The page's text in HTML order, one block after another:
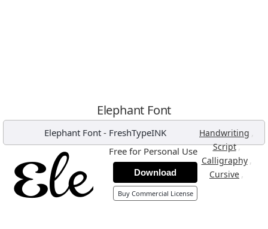
Elephant Font
Elephant Font- FreshTypeINK Handwriting ,
Script,
Calligraphy ,
Cursive ,
Free for Personal Use
Download
Buy Commercial License